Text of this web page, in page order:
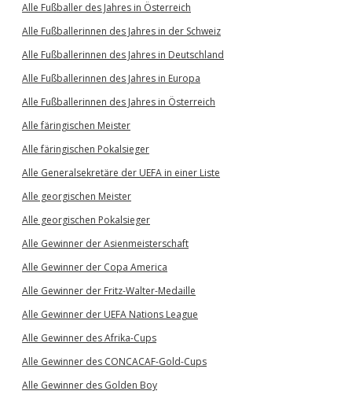
Alle Fußballer des Jahres in Österreich
Alle Fußballerinnen des Jahres in der Schweiz
Alle Fußballerinnen des Jahres in Deutschland
Alle Fußballerinnen des Jahres in Europa
Alle Fußballerinnen des Jahres in Österreich
Alle färingischen Meister
Alle färingischen Pokalsieger
Alle Generalsekretäre der UEFA in einer Liste
Alle georgischen Meister
Alle georgischen Pokalsieger
Alle Gewinner der Asienmeisterschaft
Alle Gewinner der Copa America
Alle Gewinner der Fritz-Walter-Medaille
Alle Gewinner der UEFA Nations League
Alle Gewinner des Afrika-Cups
Alle Gewinner des CONCACAF-Gold-Cups
Alle Gewinner des Golden Boy